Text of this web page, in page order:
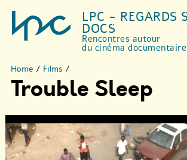
LPC - REGARDS
DOCS
Rencontres autour
du cinéma documentaire
Home / Films /
Trouble Sleep